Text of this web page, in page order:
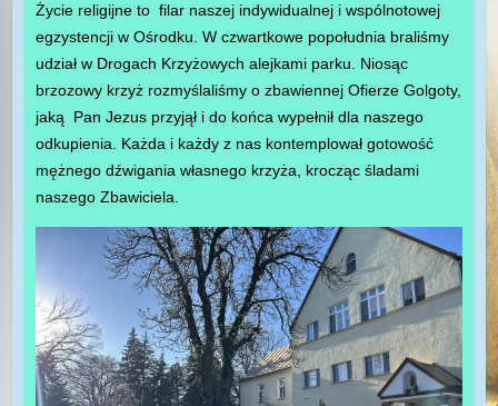
Życie religijne to filar naszej indywidualnej i wspólnotowej
egzystencji w Ośrodku. W czwartkowe popołudnia braliśmy
udział w Drogach Krzyżowych alejkami parku. Niosąc
brzozowy krzyż rozmyślaliśmy o zbawiennej Ofierze Golgoty,
jaką Pan Jezus przyjął i do końca wypełnił dla naszego
odkupienia. Każda i każdy z nas kontemplował gotowość
mężnego dźwigania własnego krzyża, krocząc śladami
naszego Zbawiciela.